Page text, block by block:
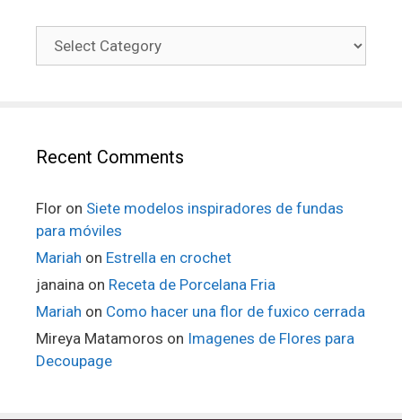
Recent Comments
Flor on Siete modelos inspiradores de fundas
para móviles
Mariah on Estrella en crochet
janaina on Receta de Porcelana Fria
Mariah on Como hacer una flor de fuxico cerrada
Mireya Matamoros on Imagenes de Flores para
Decoupage